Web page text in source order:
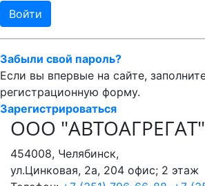
Забыли свой пароль?
Если вы впервые на сайте,
регистрационную форму.
Зарегистрироваться
ООО "АВТОАГРЕГАТ"
454008, Челябинск,
ул.Цинковая, 2а, 204 офис; 2 этаж